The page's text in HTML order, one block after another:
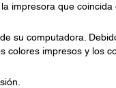
impresora que coincida
su computadora.
colores impresos y los